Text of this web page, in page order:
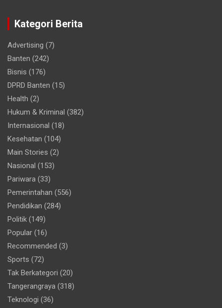
Kategori Berita
Advertising (7)
Banten (242)
Bisnis (176)
DPRD Banten (15)
Health (2)
Hukum & Kriminal (382)
Internasional (18)
Kesehatan (104)
Main Stories (2)
Nasional (153)
Pariwara (33)
Pemerintahan (556)
Pendidikan (284)
Politik (149)
Popular (16)
Recommended (3)
Sports (72)
Tak Berkategori (20)
Tangerangraya (318)
Teknologi (36)